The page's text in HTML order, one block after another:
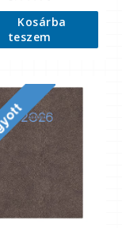
Kosárba
teszem